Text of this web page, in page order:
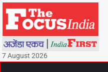
7 August 2026